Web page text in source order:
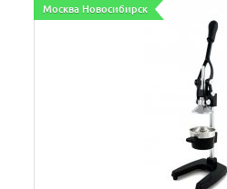
Москва Новосибирск